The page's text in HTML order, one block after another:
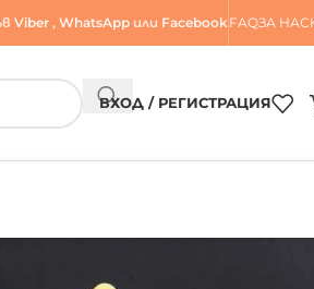
Viber , WhatsAppили FacebookFAQЗА НАС
ВХОД / РЕГИСТРАЦИЯ